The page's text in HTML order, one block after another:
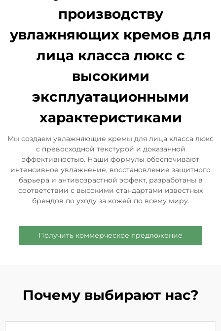
производству
увлажняющих кремов для
лица класса люкс с
высокими
эксплуатационными
характеристиками
Мы создаем увлажняющие кремы для лица класса люкс
с превосходной текстурой и доказанной
эффективностью. Наши формулы обеспечивают
интенсивное увлажнение, восстановление защитного
барьера и антивозрастной эффект, разработаны в
соответствии с высокими стандартами известных
брендов по уходу за кожей по всему миру.
Получить коммерческое предложение
Почему выбирают нас?